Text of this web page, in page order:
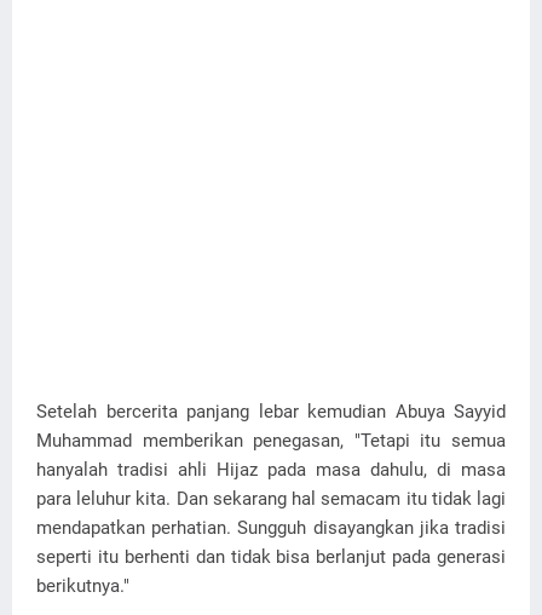
Setelah bercerita panjang lebar kemudian Abuya Sayyid
Muhammad memberikan penegasan, "Tetapi itu semua
hanyalah tradisi ahli Hijaz pada masa dahulu, di masa
para leluhur kita. Dan sekarang hal semacam itu tidak lagi
mendapatkan perhatian. Sungguh disayangkan jika tradisi
seperti itu berhenti dan tidak bisa berlanjut pada generasi
berikutnya."